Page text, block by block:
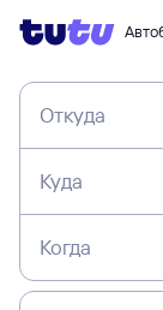
Откуда
Куда
Когда